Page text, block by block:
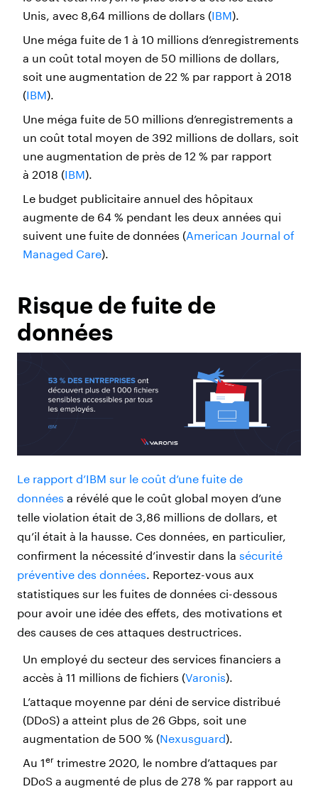
Unis, avec 8,64 millions de dollars (IBM).
Une méga fuite de 1 à 10 millions d’enregistrements
a un coût total moyen de 50 millions de dollars,
soit une augmentation de 22 % par rapport à 2018
(IBM).
Une méga fuite de 50 millions d’enregistrements a
un coût total moyen de 392 millions de dollars, soit
une augmentation de près de 12 % par rapport
à 2018 (IBM).
Le budget publicitaire annuel des hôpitaux
augmente de 64 % pendant les deux années qui
suivent une fuite de données (American Journal of
Managed Care).
Risque de fuite de
données
Le rapport d’IBM sur le coût d’une fuite de
données a révélé que le coût global moyen d’une
telle violation était de 3,86 millions de dollars, et
qu’il était à la hausse. Ces données, en particulier,
confirment la nécessité d’investir dans la sécurité
préventive des données. Reportez-vous aux
statistiques sur les fuites de données ci-dessous
pour avoir une idée des effets, des motivations et
des causes de ces attaques destructrices.
Un employé du secteur des services financiers a
accès à 11 millions de fichiers (Varonis).
L’attaque moyenne par déni de service distribué
(DDoS) a atteint plus de 26 Gbps, soit une
augmentation de 500 % (Nexusguard).
Au 1er trimestre 2020, le nombre d’attaques par
DDoS a augmenté de plus de 278 % par rapport au